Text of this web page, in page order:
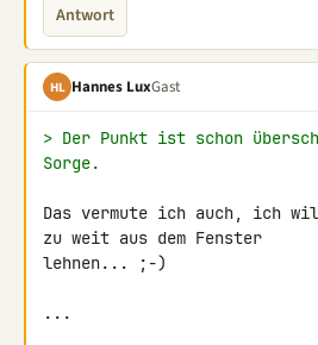
Antwort
HL Hannes LuxGast
> Der Punkt ist schon
Sorge.
Das vermute ich auch, ich
zu weit aus dem Fenster
lehnen... ;-)
...